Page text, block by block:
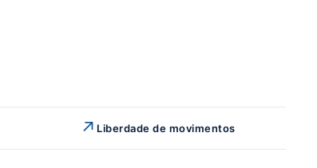
↗ Liberdade de movimentos